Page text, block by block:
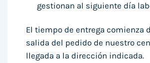
gestionan al siguiente día
El tiempo de entrega comienza
salida del pedido de nuestro
llegada a la dirección indicada.